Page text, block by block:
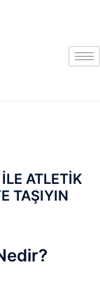
ATLETIK
TAŞIYIN